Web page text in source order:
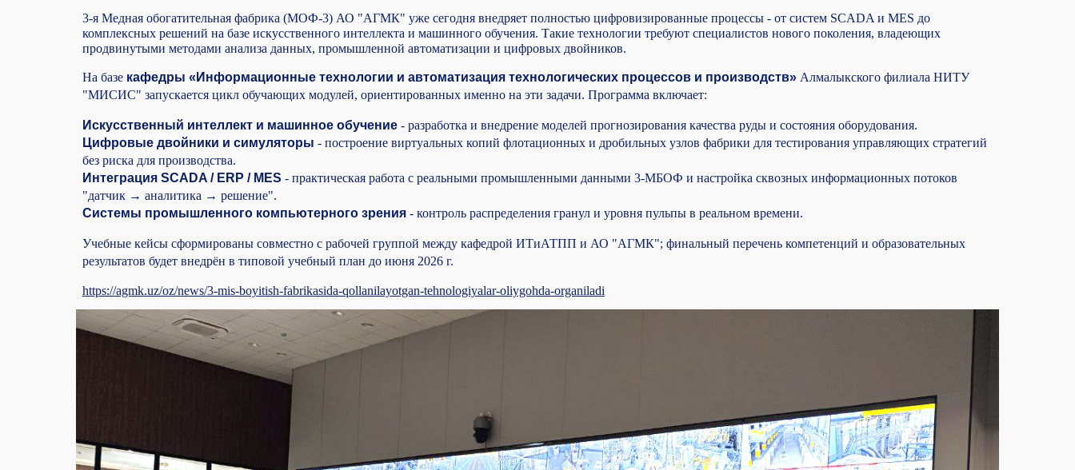
3-я Медная обогатительная фабрика (МОФ-3) АО "АГМК" уже сегодня внедряет полностью цифровизированные процессы - от систем SCADA и MES до
комплексных решений на базе искусственного интеллекта и машинного обучения. Такие технологии требуют специалистов нового поколения, владеющих
продвинутыми методами анализа данных, промышленной автоматизации и цифровых двойников.
На базе кафедры «Информационные технологии и автоматизация технологических процессов и производств»Алмалыкского филиала НИТУ
"МИСИС" запускается цикл обучающих модулей, ориентированных именно на эти задачи. Программа включает:
Искусственный интеллект и машинное обучение- разработка и внедрение моделей прогнозирования качества руды и состояния оборудования.
Цифровые двойники и симуляторы - построение виртуальных копий флотационных и дробильных узлов фабрики для тестирования управляющих стратегий
без риска для производства.
Интеграция SCADA / ERP / MES - практическая работа с реальными промышленными данными 3-МБОФ и настройка сквозных информационных потоков
"датчик → аналитика → решение".
Системы промышленного компьютерного зрения- контроль распределения гранул и уровня пульпы в реальном времени.
Учебные кейсы сформированы совместно с рабочей группой между кафедрой ИТиАТПП и АО "АГМК"; финальный перечень компетенций и образовательных
результатов будет внедрён в типовой учебный план до июня 2026 г.
https://agmk.uz/oz/news/3-mis-boyitish-fabrikasida-qollanilayotgan-tehnologiyalar-oliygohda-organiladi